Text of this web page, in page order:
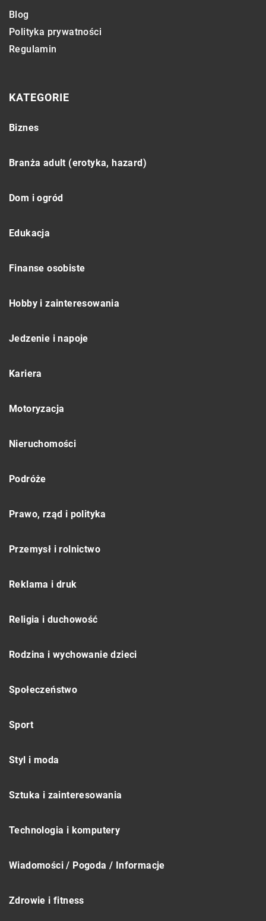
Blog
Polityka prywatności
Regulamin
KATEGORIE
Biznes
Branża adult (erotyka, hazard)
Dom i ogród
Edukacja
Finanse osobiste
Hobby i zainteresowania
Jedzenie i napoje
Kariera
Motoryzacja
Nieruchomości
Podróże
Prawo, rząd i polityka
Przemysł i rolnictwo
Reklama i druk
Religia i duchowość
Rodzina i wychowanie dzieci
Społeczeństwo
Sport
Styl i moda
Sztuka i zainteresowania
Technologia i komputery
Wiadomości / Pogoda / Informacje
Zdrowie i fitness